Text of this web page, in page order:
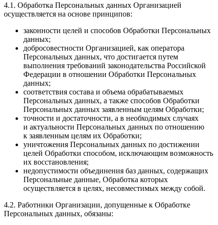
4.1. Обработка Персональных данных Организацией
осуществляется на основе принципов:
законности целей и способов Обработки Персональных
данных;
добросовестности Организацией, как оператора
Персональных данных, что достигается путем
выполнения требований законодательства Российской
Федерации в отношении Обработки Персональных
данных;
соответствия состава и объема обрабатываемых
Персональных данных, а также способов Обработки
Персональных данных заявленным целям Обработки;
точности и достаточности, а в необходимых случаях
и актуальности Персональных данных по отношению
к заявленным целям их Обработки;
уничтожения Персональных данных по достижении
целей Обработки способом, исключающим возможность
их восстановления;
недопустимости объединения баз данных, содержащих
Персональные данные, Обработка которых
осуществляется в целях, несовместимых между собой.
4.2. Работники Организации, допущенные к Обработке
Персональных данных, обязаны: